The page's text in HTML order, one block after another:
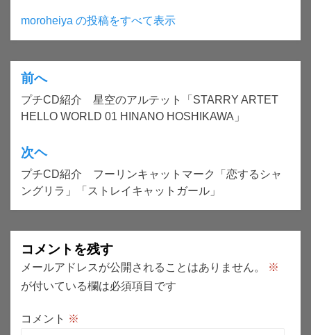
moroheiya の投稿をすべて表示
投
稿
ビ
ゲ
ー
ョ
ン
前へ
プチCD紹介 星空のアルテット「STARRY ARTET
HELLO WORLD 01 HINANO HOSHIKAWA」
次ヘ
プチCD紹介 フーリンキャットマーク「恋するシャ
ングリラ」「ストレイキャットガール」
コメントを残す
メールアドレスが公開されることはありません。
※
が付いている欄は必須項目です
コメント ※